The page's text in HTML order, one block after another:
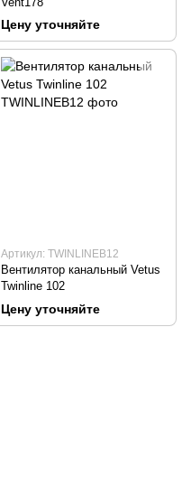
Цену уточняйте
Артикул: TWINLINEB12
Вентилятор канальный Vetus
Twinline 102
Цену уточняйте